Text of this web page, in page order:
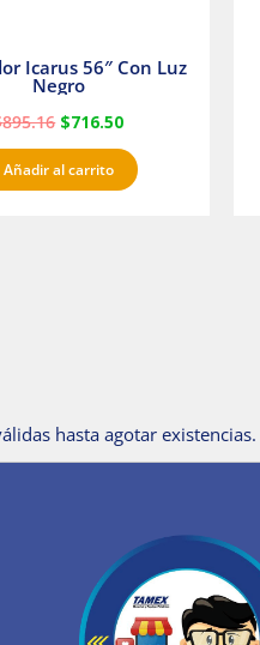
Icarus 56″ Con Luz
Negro
895.16 $716.50
Añadir al carrito
hasta agotar existencias.